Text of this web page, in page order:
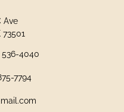
Ave
73501
536-4040
7794